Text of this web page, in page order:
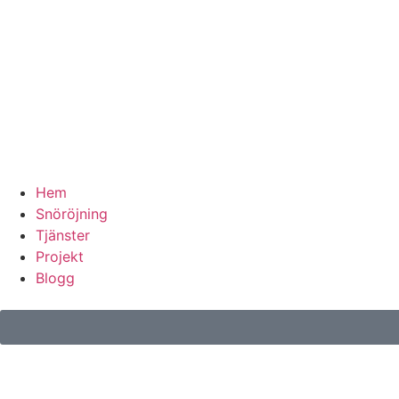
Hem
Snöröjning
Tjänster
Projekt
Blogg